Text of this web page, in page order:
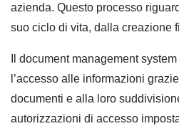
azienda. Questo processo
suo ciclo di vita, dalla creazione
Il document management
l’accesso alle informazioni
documenti e alla loro
autorizzazioni di accesso